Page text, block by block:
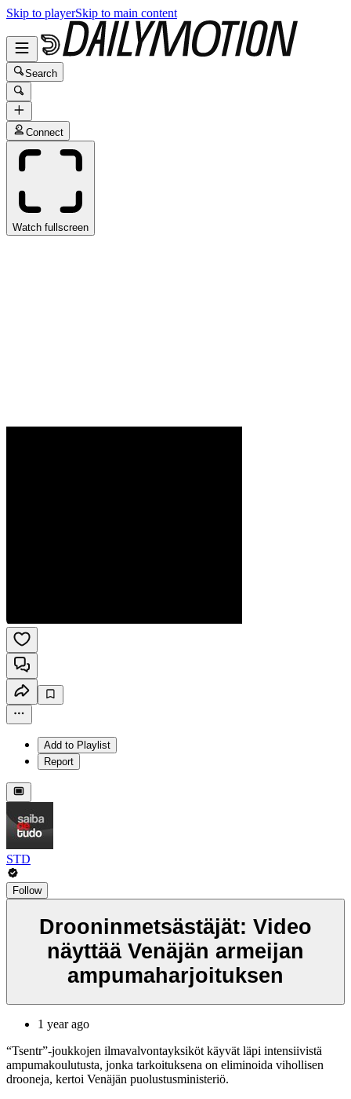
Skip to playerSkip to main content
Search
Connect
Watch fullscreen
Add to Playlist
Report
STD
Follow
Drooninmetsästäjät: Video
näyttää Venäjän armeijan
ampumaharjoituksen
1 year ago
“Tsentr”-joukkojen ilmavalvontayksiköt käyvät läpi intensiivistä
ampumakoulutusta, jonka tarkoituksena on eliminoida vihollisen
drooneja, kertoi Venäjän puolustusministeriö.